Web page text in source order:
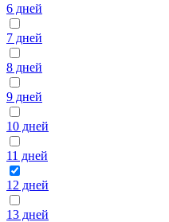
6 дней
7 дней
8 дней
9 дней
10 дней
11 дней
12 дней
13 дней